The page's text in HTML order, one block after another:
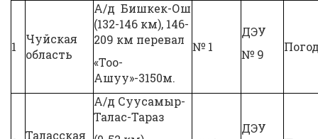
1
Чуйская
область
А/д Бишкек-Ош
(132-146 км), 146-
209 км перевал
«Тоо-
Ашуу»-3150м.
№ 1
ДЭУ
№ 9
Таласская
А/д Суусамыр-
Талас-Тараз
ДЭУ